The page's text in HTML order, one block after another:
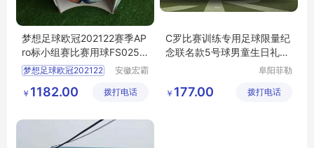
梦想足球欧冠202122赛季AP
ro标小组赛比赛用球FS0258
GU0214
梦想足球欧冠202122
安徽宏霸
有限公司
￥ 1182.00 拨打电话
C罗比赛训练专用足球限量纪
念联名款5号球男童生日礼物
阜阳菲勒
公司
￥ 177.00 拨打电话